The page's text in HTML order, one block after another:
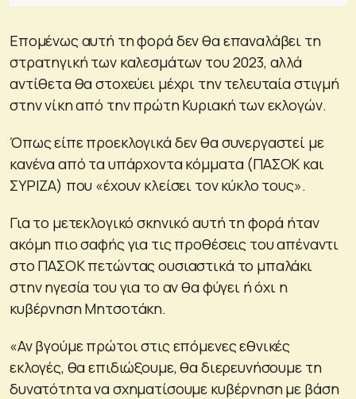
Επομένως αυτή τη φορά δεν θα επαναλάβει τη
στρατηγική των καλεσμάτων του 2023, αλλά
αντίθετα θα στοχεύει μέχρι την τελευταία στιγμή
στην νίκη από την πρώτη Κυριακή των εκλογών.
Όπως είπε προεκλογικά δεν θα συνεργαστεί με
κανένα από τα υπάρχοντα κόμματα (ΠΑΣΟΚ και
ΣΥΡΙΖΑ) που «έχουν κλείσει τον κύκλο τους».
Για το μετεκλογικό σκηνικό αυτή τη φορά ήταν
ακόμη πιο σαφής για τις προθέσεις του απέναντι
στο ΠΑΣΟΚ πετώντας ουσιαστικά το μπαλάκι
στην ηγεσία του για το αν θα φύγει ή όχι η
κυβέρνηση Μητσοτάκη.
«Αν βγούμε πρώτοι στις επόμενες εθνικές
εκλογές, θα επιδιώξουμε, θα διερευνήσουμε τη
δυνατότητα να σχηματίσουμε κυβέρνηση με βάση